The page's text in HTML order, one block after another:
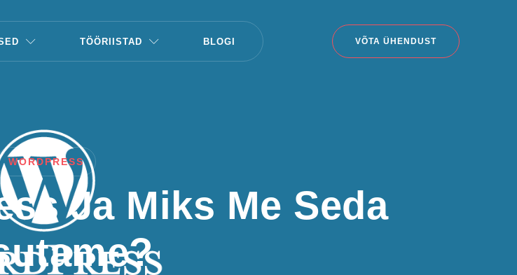
TÖÖRIISTAD BLOGI VÕTA ÜHENDUST
WORDPRESS
Ja Miks Me Seda